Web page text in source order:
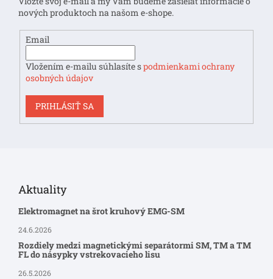
s
u
nových produktoch na našom e-shope.
Email
Vložením e-mailu súhlasíte spodmienkami ochrany
osobných údajov
PRIHLÁSIŤ SA
Aktuality
Elektromagnet na šrot kruhový EMG-SM
24.6.2026
Rozdiely medzi magnetickými separátormi SM, TM a TM
FL do násypky vstrekovacieho lisu
26.5.2026